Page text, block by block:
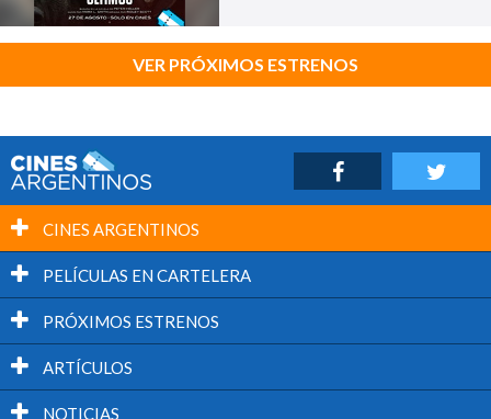
VER PRÓXIMOS ESTRENOS
CINES ARGENTINOS
PELÍCULAS EN CARTELERA
PRÓXIMOS ESTRENOS
ARTÍCULOS
NOTICIAS